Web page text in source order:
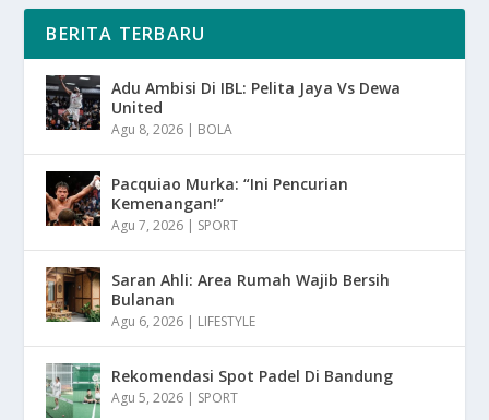
BERITA TERBARU
Adu Ambisi Di IBL: Pelita Jaya Vs Dewa
United
Agu 8, 2026 | BOLA
Pacquiao Murka: “Ini Pencurian
Kemenangan!”
Agu 7, 2026 | SPORT
Saran Ahli: Area Rumah Wajib Bersih
Bulanan
Agu 6, 2026 | LIFESTYLE
Rekomendasi Spot Padel Di Bandung
Agu 5, 2026 | SPORT